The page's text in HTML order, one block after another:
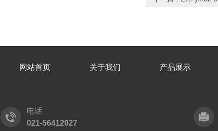
网站首页 关于我们 产品展示
电话
021-56412027